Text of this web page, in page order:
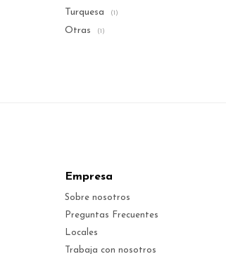
Turquesa (1)
Otras (1)
Empresa
Sobre nosotros
Preguntas Frecuentes
Locales
Trabaja con nosotros